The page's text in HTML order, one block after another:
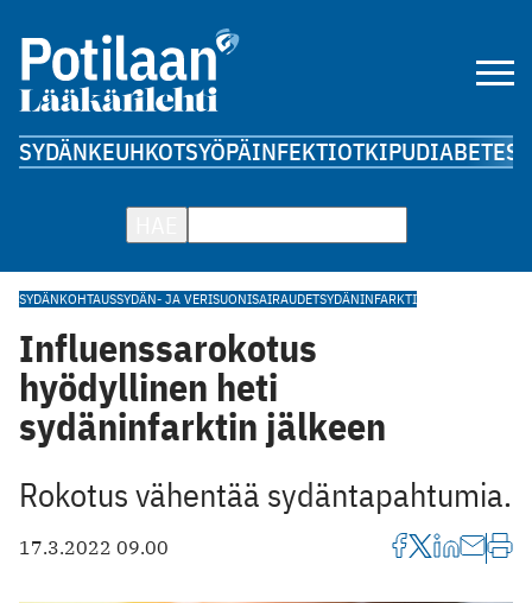
SYDÄNKEUHKOTSYÖPÄINFEKTIOTKIPUDIABETES
SYDÄNKOHTAUSSYDÄN- JA VERISUONISAIRAUDETSYDÄNINFARKTI
Influenssarokotus
hyödyllinen heti
sydäninfarktin jälkeen
Rokotus vähentää sydäntapahtumia.
17.3.2022 09.00